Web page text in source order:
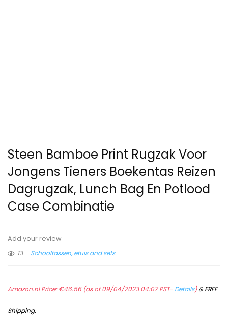
Steen Bamboe Print Rugzak Voor
Jongens Tieners Boekentas Reizen
Dagrugzak, Lunch Bag En Potlood
Case Combinatie
Add your review
13
Schooltassen, etuis and sets
Amazon.nl Price:€46.56(as of 09/04/2023 04:07 PST- Details)&FREE
Shipping.